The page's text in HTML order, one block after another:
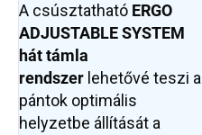
A csúsztatható ERGO
ADJUSTABLE SYSTEM
hát támla
rendszer lehetővé teszi a
pántok optimális
helyzetbe állítását a